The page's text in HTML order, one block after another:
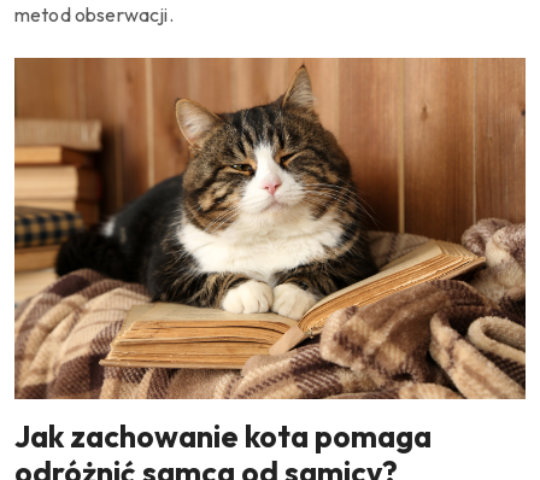
metod obserwacji.
Jak zachowanie kota pomaga